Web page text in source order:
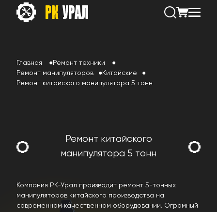
Главная
Ремонт техники
Ремонт манипуляторов
Китайские
Ремонт китайского манипулятора 5 тонн
Ремонт китайского
манипулятора 5 тонн
Компания РК-Урал производит ремонт 5-тонных
манипуляторов китайского производства на
современном качественном оборудовании. Огромный